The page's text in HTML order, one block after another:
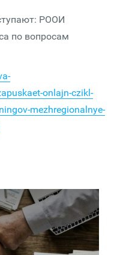
РООИ
по вопросам
onlajn-czikl-
mezhregionalnye-